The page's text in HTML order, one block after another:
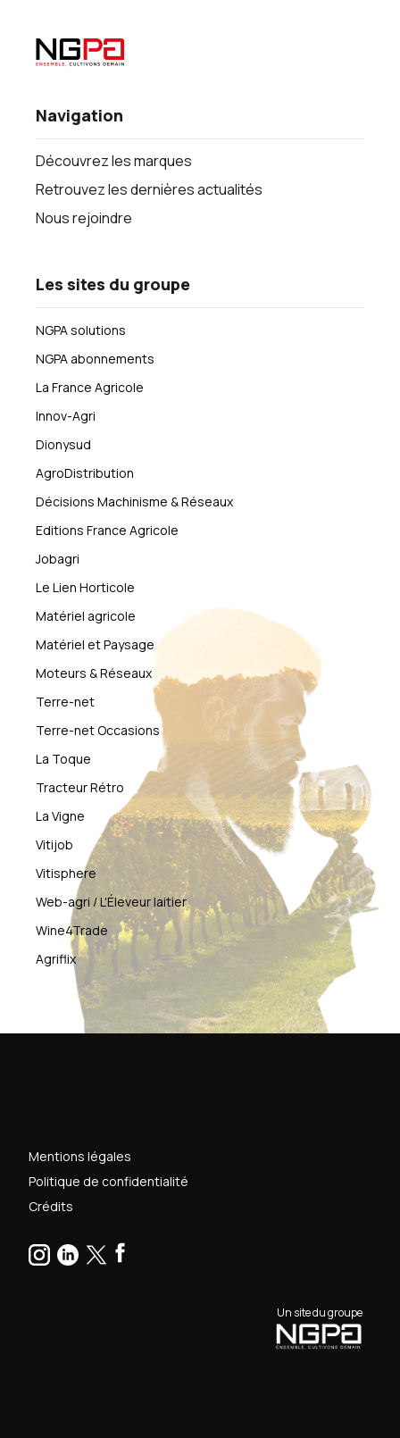
Navigation
Découvrez les marques
Retrouvez les dernières actualités
Nous rejoindre
Les sites du groupe
NGPA solutions
NGPA abonnements
La France Agricole
Innov-Agri
Dionysud
AgroDistribution
Décisions Machinisme & Réseaux
Editions France Agricole
Jobagri
Le Lien Horticole
Matériel agricole
Matériel et Paysage
Moteurs & Réseaux
Terre-net
Terre-net Occasions
La Toque
Tracteur Rétro
La Vigne
Vitijob
Vitisphere
Web-agri / L'Éleveur laitier
Wine4Trade
Agriflix
Mentions légales
Politique de confidentialité
Crédits
Un site du groupe